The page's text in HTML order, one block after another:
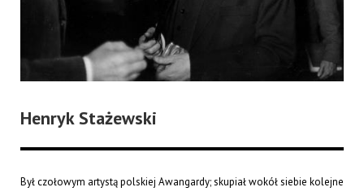
Henryk Stażewski
Był czołowym artystą polskiej Awangardy; skupiał wokół siebie kolejne